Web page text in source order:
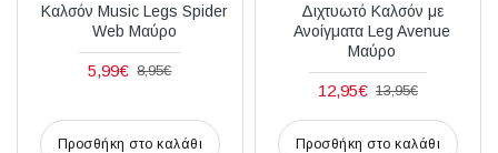
Καλσόν Music Legs Spider
Web Μαύρο
5,99€ 8,95€
Προσθήκη στο καλάθι
Διχτυωτό Καλσόν με
Ανοίγματα Leg Avenue
Μαύρο
12,95€ 13,95€
Προσθήκη στο καλάθι